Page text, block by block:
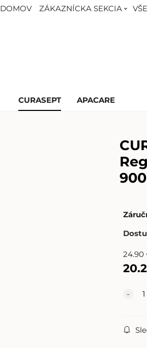
DOMOV ZÁKAZNÍCKA SEKCIA
CURASEPT APACARE
24.90